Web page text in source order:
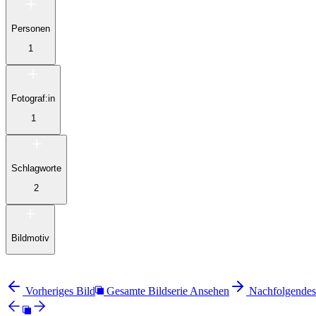
Personen
1
Fotograf:in
1
Schlagworte
2
Bildmotiv
Vorheriges Bild Gesamte Bildserie Ansehen